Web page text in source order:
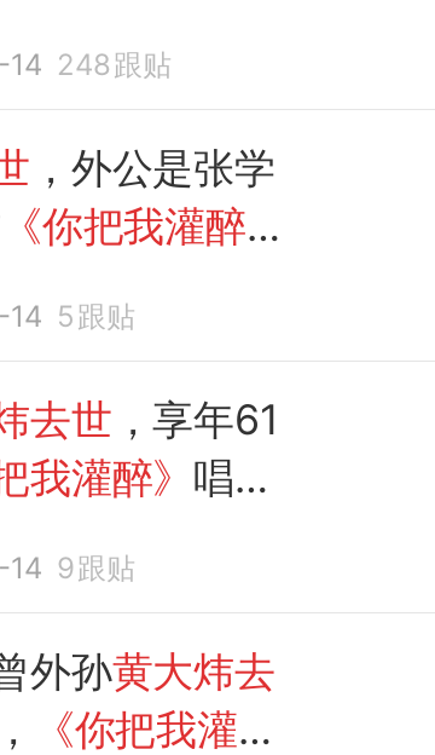
248 跟贴
，外公是张学
《你把我灌醉》
5 跟贴
去世 ，享年61
我灌醉》 唱红
9跟贴
外孙黄大炜去
《你把我灌